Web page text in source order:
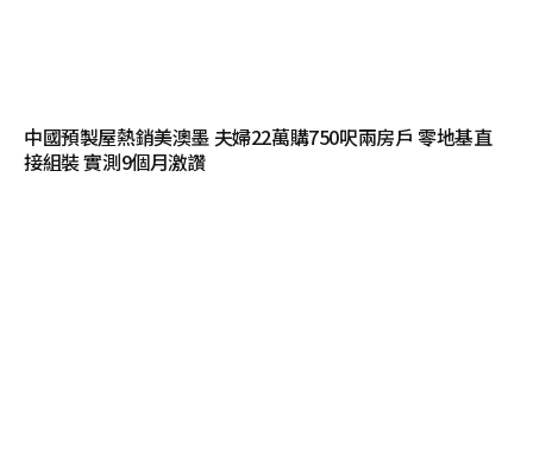
中國預製屋熱銷美澳墨 夫婦22萬購750呎兩房戶 零地基直
接組裝 實測9個月激讚